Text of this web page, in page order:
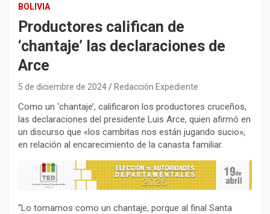
BOLIVIA
Productores califican de
‘chantaje’ las declaraciones de
Arce
5 de diciembre de 2024 Redacción Expediente
Como un ‘chantaje’, calificaron los productores cruceños,
las declaraciones del presidente Luis Arce, quien afirmó en
un discurso que «los cambitas nos están jugando sucio»,
en relación al encarecimiento de la canasta familiar.
“Lo tomamos como un chantaje, porque al final Santa